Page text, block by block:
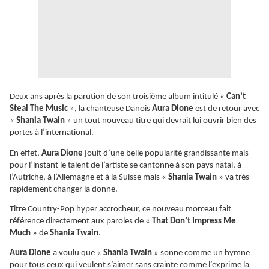
Deux ans après la parution de son troisième album intitulé « Can’t
Steal The Music », la chanteuse Danois Aura Dione est de retour avec
« Shania Twain » un tout nouveau titre qui devrait lui ouvrir bien des
portes à l’international.
En effet, Aura Dione jouit d’une belle popularité grandissante mais
pour l’instant le talent de l’artiste se cantonne à son pays natal, à
l’Autriche, à l’Allemagne et à la Suisse mais « Shania Twain » va très
rapidement changer la donne.
Titre Country-Pop hyper accrocheur, ce nouveau morceau fait
référence directement aux paroles de «
That Don’t Impress Me
Much » de Shania Twain.
Aura Dione a voulu que « Shania Twain » sonne comme un hymne
pour tous ceux qui veulent s’aimer sans crainte comme l’exprime la